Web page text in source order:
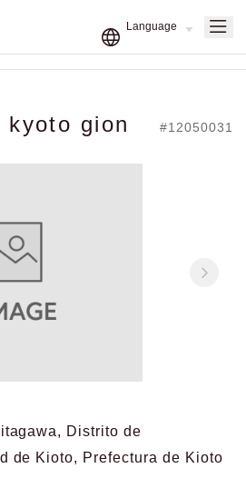
gion #12050031
Distrito de
de Kioto, Prefectura de Kioto